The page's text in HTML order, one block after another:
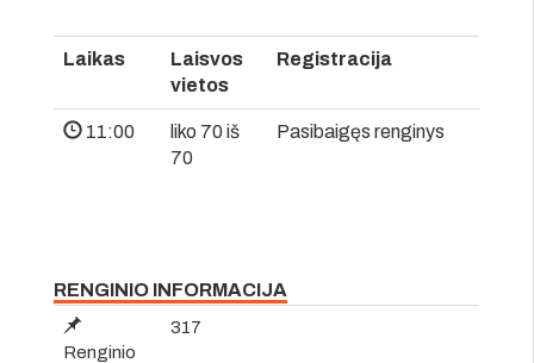
Laikas
Laisvos
vietos
Registracija
11:00
liko 70 iš
70
Pasibaigęs renginys
RENGINIO INFORMACIJA
Renginio
317